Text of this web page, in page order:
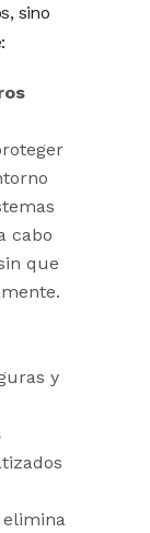
sino
cabo
que
y